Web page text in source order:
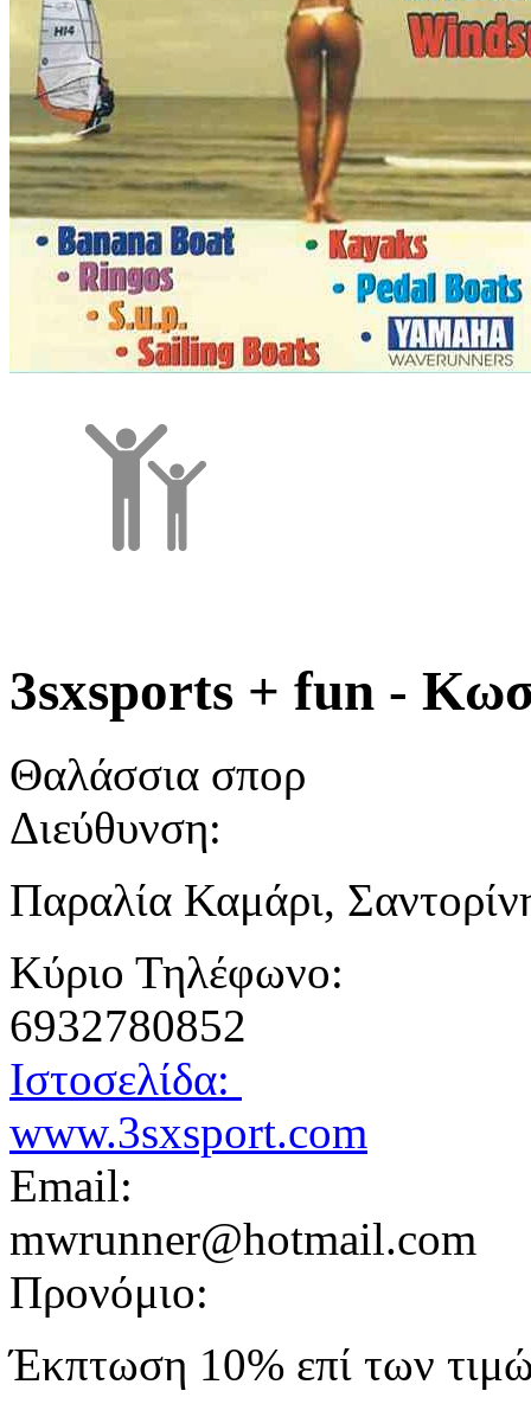
3sxsports + fun -
Θαλάσσια σπορ
Διεύθυνση:
Παραλία Καμάρι,
Κύριο Τηλέφωνο:
6932780852
Ιστοσελίδα:
www.3sxsport.com
Email:
mwrunner@hotmail.com
Προνόμιο:
Έκπτωση 10% επί των